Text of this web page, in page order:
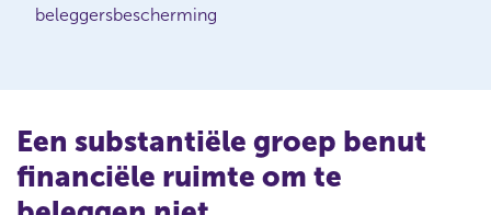
beleggersbescherming
Een substantiële groep benut
financiële ruimte om te